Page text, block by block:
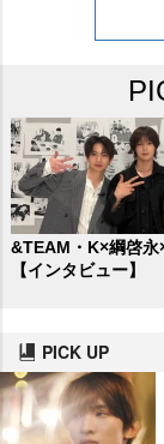
&TEAM・K×綱啓永
【インタビュー】
PICK UP